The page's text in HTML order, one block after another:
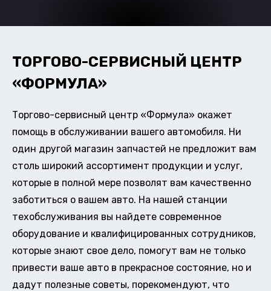
ТОРГОВО-СЕРВИСНЫЙ ЦЕНТР
«ФОРМУЛА»
Торгово-сервисный центр «Формула» окажет
помощь в обслуживании вашего автомобиля. Ни
один другой магазин запчастей не предложит вам
столь широкий ассортимент продукции и услуг,
которые в полной мере позволят вам качественно
заботиться о вашем авто. На нашей станции
техобслуживания вы найдете современное
оборудование и квалифицированных сотрудников,
которые знают свое дело, помогут вам не только
привести ваше авто в прекрасное состояние, но и
дадут полезные советы, порекомендуют, что